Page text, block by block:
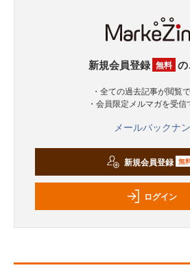
新規会員登録 無料
・全ての過去記事が閲覧
・会員限定メルマガを受信
メールバックナ
新規会員登録 無
ログイン